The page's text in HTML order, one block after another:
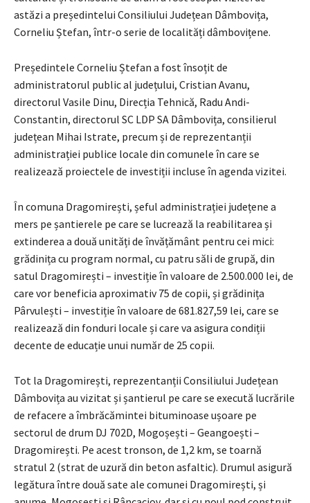
astăzi a președintelui Consiliului Județean Dâmbovița,
Corneliu Ștefan, într-o serie de localități dâmbovițene.
Președintele Corneliu Ștefan a fost însoțit de
administratorul public al județului, Cristian Avanu,
directorul Vasile Dinu, Direcția Tehnică, Radu Andi-
Constantin, directorul SC LDP SA Dâmbovița, consilierul
județean Mihai Istrate, precum și de reprezentanții
administrației publice locale din comunele în care se
realizează proiectele de investiții incluse în agenda vizitei.
În comuna Dragomirești, șeful administrației județene a
mers pe șantierele pe care se lucrează la reabilitarea și
extinderea a două unități de învățământ pentru cei mici:
grădinița cu program normal, cu patru săli de grupă, din
satul Dragomirești – investiție în valoare de 2.500.000 lei, de
care vor beneficia aproximativ 75 de copii, și grădinița
Pârvulești – investiție în valoare de 681.827,59 lei, care se
realizează din fonduri locale și care va asigura condiții
decente de educație unui număr de 25 copii.
Tot la Dragomirești, reprezentanții Consiliului Județean
Dâmbovița au vizitat și șantierul pe care se execută lucrările
de refacere a îmbrăcămintei bituminoase ușoare pe
sectorul de drum DJ 702D, Mogoșești – Geangoești –
Dragomirești. Pe acest tronson, de 1,2 km, se toarnă
stratul 2 (strat de uzură din beton asfaltic). Drumul asigură
legătura între două sate ale comunei Dragomirești, și